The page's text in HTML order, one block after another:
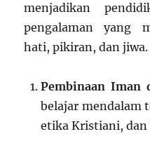
menjadikan
pengalaman yang
hati, pikiran, dan jiwa.
Pembinaan Iman
belajar mendalam
etika Kristiani, dan